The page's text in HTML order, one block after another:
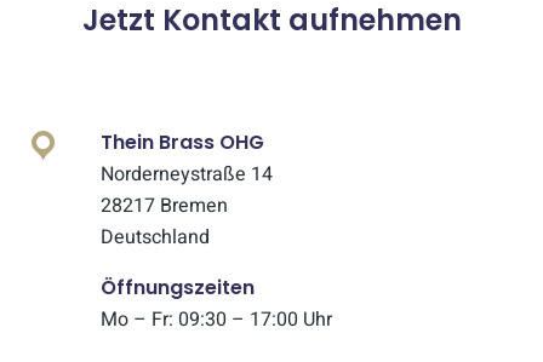
Jetzt Kontakt aufnehmen
Thein Brass OHG
Norderneystraße 14
28217 Bremen
Deutschland
Öffnungszeiten
Mo – Fr: 09:30 – 17:00 Uhr